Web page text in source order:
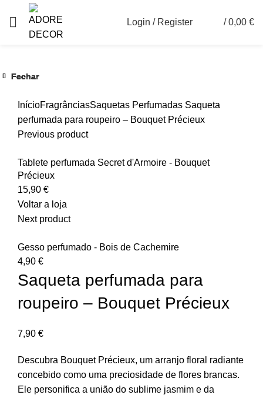
Login / Register / 0,00 €
InícioFragrânciasSaquetas Perfumadas Saqueta
perfumada para roupeiro – Bouquet Précieux
Previous product
Tablete perfumada Secret d'Armoire - Bouquet
Précieux
15,90 €
Voltar a loja
Next product
Gesso perfumado - Bois de Cachemire
4,90 €
Saqueta perfumada para
roupeiro – Bouquet Précieux
7,90 €
Descubra Bouquet Précieux, um arranjo floral radiante
concebido como uma preciosidade de flores brancas.
Ele personifica a união do sublime jasmim e da
Fechar
Fechar
Fechar
Fechar
Fechar
Fechar